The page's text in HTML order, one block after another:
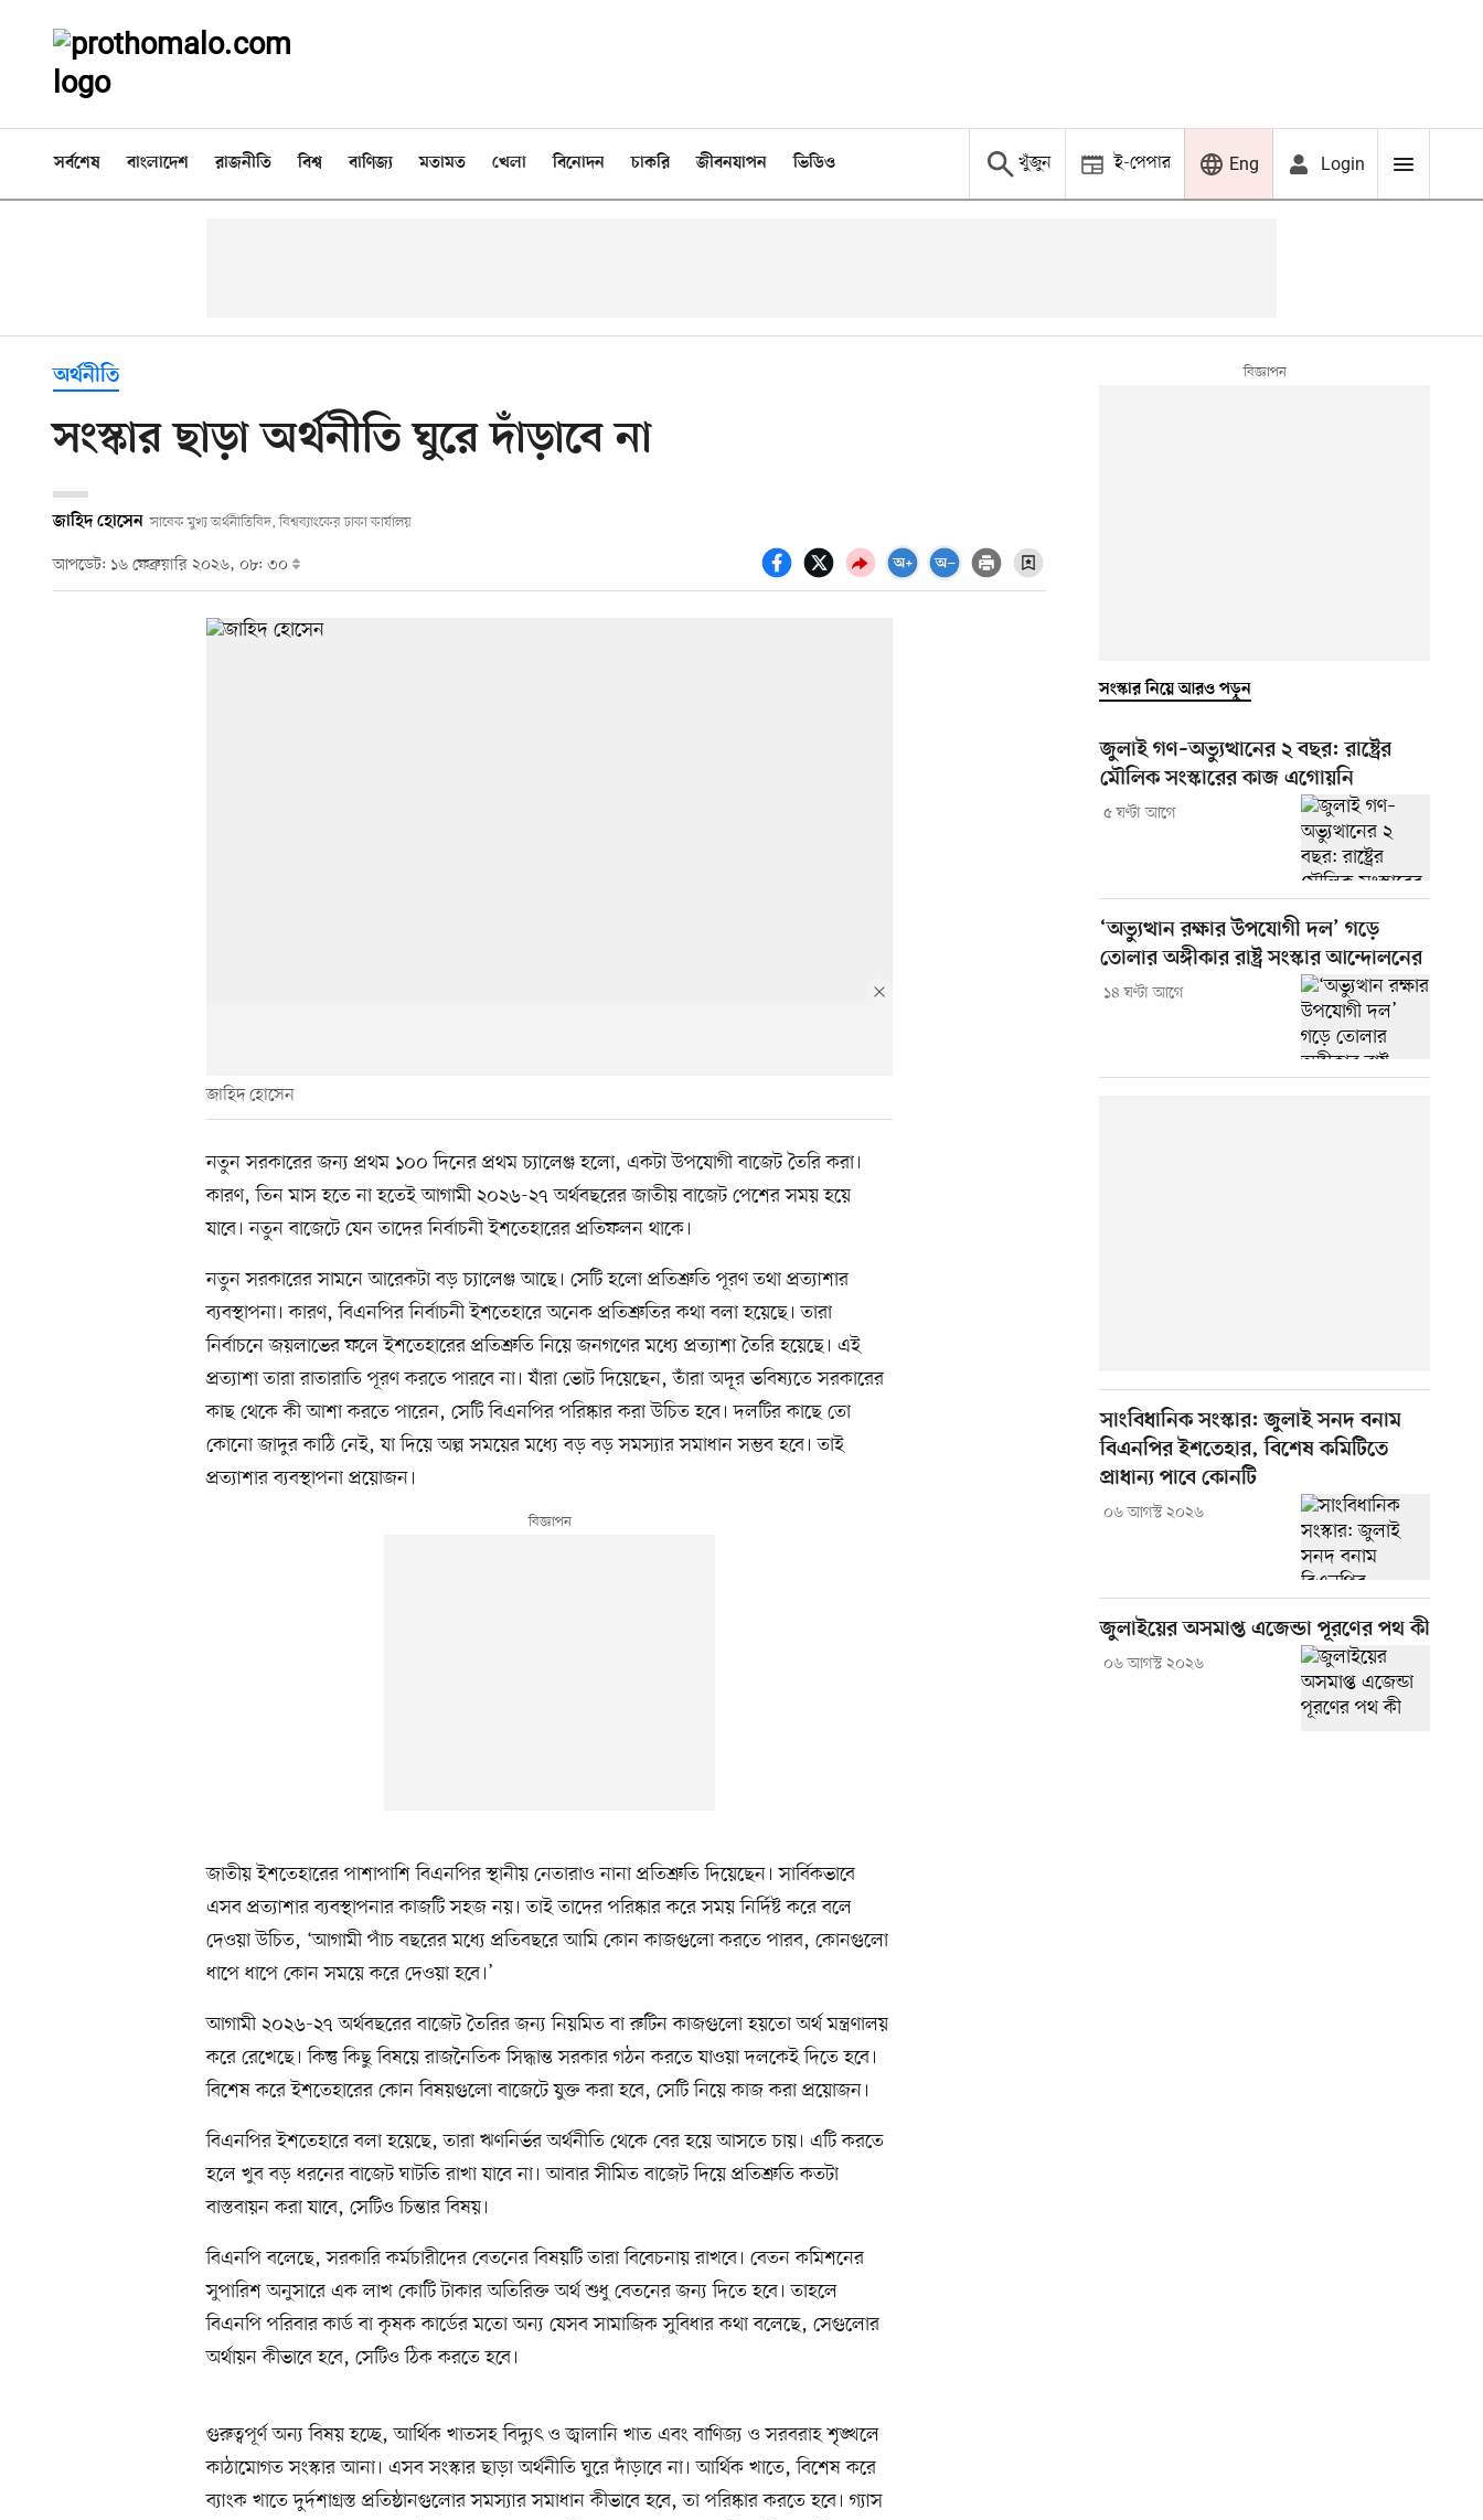
সর্বশেষ বাংলাদেশ রাজনীতি বিশ্ব বাণিজ্য মতামত খেলা বিনোদন চাকরি জীবনযাপন ভিডিও খুঁজুন ই-পেপার Eng Login
অর্থনীতি
সংস্কার ছাড়া অর্থনীতি ঘুরে দাঁড়াবে না
জাহিদ হোসেন সাবেক মুখ্য অর্থনীতিবিদ, বিশ্বব্যাংকের ঢাকা কার্যালয়
আপডেট: ১৬ ফেব্রুয়ারি ২০২৬, ০৮: ৩০
জাহিদ হোসেন
নতুন সরকারের জন্য প্রথম ১০০ দিনের প্রথম চ্যালেঞ্জ হলো, একটা উপযোগী বাজেট তৈরি করা।
কারণ, তিন মাস হতে না হতেই আগামী ২০২৬-২৭ অর্থবছরের জাতীয় বাজেট পেশের সময় হয়ে
যাবে। নতুন বাজেটে যেন তাদের নির্বাচনী ইশতেহারের প্রতিফলন থাকে।
নতুন সরকারের সামনে আরেকটা বড় চ্যালেঞ্জ আছে। সেটি হলো প্রতিশ্রুতি পূরণ তথা প্রত্যাশার
ব্যবস্থাপনা। কারণ, বিএনপির নির্বাচনী ইশতেহারে অনেক প্রতিশ্রুতির কথা বলা হয়েছে। তারা
নির্বাচনে জয়লাভের ফলে ইশতেহারের প্রতিশ্রুতি নিয়ে জনগণের মধ্যে প্রত্যাশা তৈরি হয়েছে। এই
প্রত্যাশা তারা রাতারাতি পূরণ করতে পারবে না। যাঁরা ভোট দিয়েছেন, তাঁরা অদূর ভবিষ্যতে সরকারের
কাছ থেকে কী আশা করতে পারেন, সেটি বিএনপির পরিষ্কার করা উচিত হবে। দলটির কাছে তো
কোনো জাদুর কাঠি নেই, যা দিয়ে অল্প সময়ের মধ্যে বড় বড় সমস্যার সমাধান সম্ভব হবে। তাই
প্রত্যাশার ব্যবস্থাপনা প্রয়োজন।
জাতীয় ইশতেহারের পাশাপাশি বিএনপির স্থানীয় নেতারাও নানা প্রতিশ্রুতি দিয়েছেন। সার্বিকভাবে
এসব প্রত্যাশার ব্যবস্থাপনার কাজটি সহজ নয়। তাই তাদের পরিষ্কার করে সময় নির্দিষ্ট করে বলে
দেওয়া উচিত, ‘আগামী পাঁচ বছরের মধ্যে প্রতিবছরে আমি কোন কাজগুলো করতে পারব, কোনগুলো
ধাপে ধাপে কোন সময়ে করে দেওয়া হবে।’
আগামী ২০২৬-২৭ অর্থবছরের বাজেট তৈরির জন্য নিয়মিত বা রুটিন কাজগুলো হয়তো অর্থ মন্ত্রণালয়
করে রেখেছে। কিন্তু কিছু বিষয়ে রাজনৈতিক সিদ্ধান্ত সরকার গঠন করতে যাওয়া দলকেই দিতে হবে।
বিশেষ করে ইশতেহারের কোন বিষয়গুলো বাজেটে যুক্ত করা হবে, সেটি নিয়ে কাজ করা প্রয়োজন।
বিএনপির ইশতেহারে বলা হয়েছে, তারা ঋণনির্ভর অর্থনীতি থেকে বের হয়ে আসতে চায়। এটি করতে
হলে খুব বড় ধরনের বাজেট ঘাটতি রাখা যাবে না। আবার সীমিত বাজেট দিয়ে প্রতিশ্রুতি কতটা
বাস্তবায়ন করা যাবে, সেটিও চিন্তার বিষয়।
বিএনপি বলেছে, সরকারি কর্মচারীদের বেতনের বিষয়টি তারা বিবেচনায় রাখবে। বেতন কমিশনের
সুপারিশ অনুসারে এক লাখ কোটি টাকার অতিরিক্ত অর্থ শুধু বেতনের জন্য দিতে হবে। তাহলে
বিএনপি পরিবার কার্ড বা কৃষক কার্ডের মতো অন্য যেসব সামাজিক সুবিধার কথা বলেছে, সেগুলোর
অর্থায়ন কীভাবে হবে, সেটিও ঠিক করতে হবে।
গুরুত্বপূর্ণ অন্য বিষয় হচ্ছে, আর্থিক খাতসহ বিদ্যুৎ ও জ্বালানি খাত এবং বাণিজ্য ও সরবরাহ শৃঙ্খলে
কাঠামোগত সংস্কার আনা। এসব সংস্কার ছাড়া অর্থনীতি ঘুরে দাঁড়াবে না। আর্থিক খাতে, বিশেষ করে
ব্যাংক খাতে দুর্দশাগ্রস্ত প্রতিষ্ঠানগুলোর সমস্যার সমাধান কীভাবে হবে, তা পরিষ্কার করতে হবে। গ্যাস
সংস্কার নিয়ে আরও পড়ুন
জুলাই গণ–অভ্যুত্থানের ২ বছর: রাষ্ট্রের
মৌলিক সংস্কারের কাজ এগোয়নি
৫ ঘণ্টা আগে
‘অভ্যুত্থান রক্ষার উপযোগী দল’ গড়ে
তোলার অঙ্গীকার রাষ্ট্র সংস্কার আন্দোলনের
১৪ ঘণ্টা আগে
সাংবিধানিক সংস্কার: জুলাই সনদ বনাম
বিএনপির ইশতেহার, বিশেষ কমিটিতে
প্রাধান্য পাবে কোনটি
০৬ আগস্ট ২০২৬
জুলাইয়ের অসমাপ্ত এজেন্ডা পূরণের পথ কী
০৬ আগস্ট ২০২৬